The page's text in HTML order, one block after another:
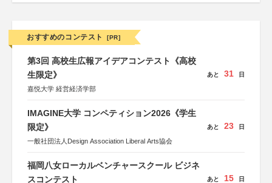
おすすめのコンテスト [PR]
第3回 高校生広報アイデアコンテスト《高校
生限定》
嘉悦大学 経営経済学部
あと 31 日
IMAGINE大学 コンペティション2026《学生
限定》
一般社団法人Design Association Liberal Arts協会
あと 23 日
福岡八女ローカルベンチャースクール ビジネ
スコンテスト
あと 15 日